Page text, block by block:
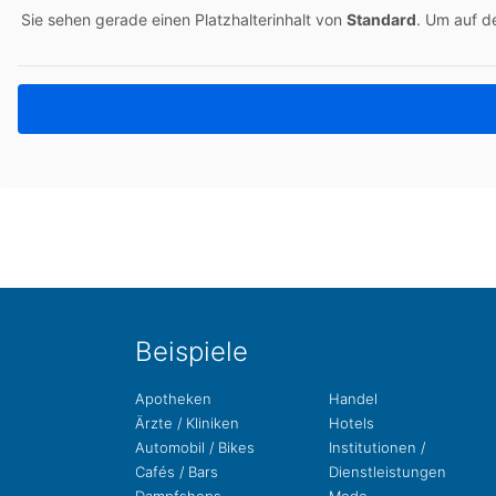
Sie sehen gerade einen Platz­hal­ter­in­halt von Stan­dard. Um auf
Bei­spie­le
Apo­the­ken
Ärzte / Kliniken
Auto­mo­bil / Bikes
Cafés / Bars
Handel
Hotels
Insti­tu­tio­nen /
Dienstleistungen